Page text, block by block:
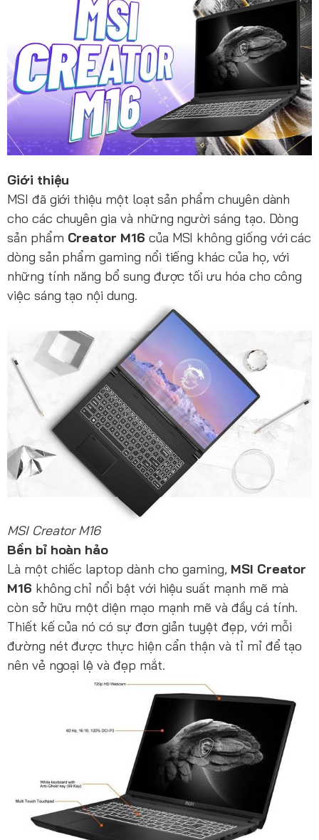
Giới thiệu
MSI đã giới thiệu một loạt sản phẩm chuyên dành
cho các chuyên gia và những người sáng tạo. Dòng
sản phẩm Creator M16 của MSI không giống với các
dòng sản phẩm gaming nổi tiếng khác của họ, với
những tính năng bổ sung được tối ưu hóa cho công
việc sáng tạo nội dung.
MSI Creator M16
Bền bỉ hoàn hảo
Là một chiếc laptop dành cho gaming, MSI Creator
M16 không chỉ nổi bật với hiệu suất mạnh mẽ mà
còn sở hữu một diện mạo mạnh mẽ và đầy cá tính.
Thiết kế của nó có sự đơn giản tuyệt đẹp, với mỗi
đường nét được thực hiện cẩn thận và tỉ mỉ để tạo
nên vẻ ngoại lệ và đẹp mắt.